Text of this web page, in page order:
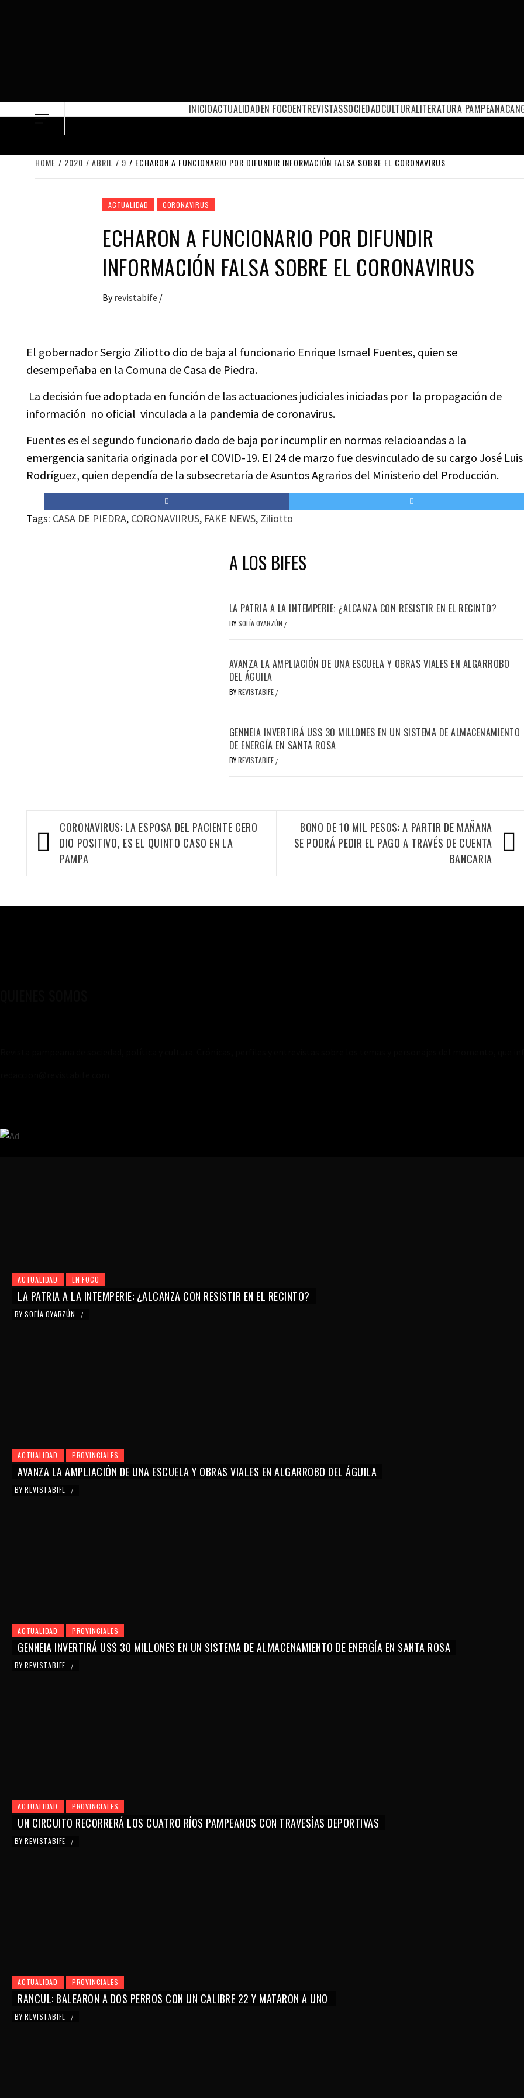
INICIOACTUALIDADEN FOCOENTREVISTASSOCIEDADCULTURALITERATURA PAMPEANA
HOME 2020 ABRIL 9 ECHARON A FUNCIONARIO POR DIFUNDIR INFORMACIÓN FALSA SOBRE EL CORONAVIRUS
ACTUALIDAD CORONAVIRUS
ECHARON A FUNCIONARIO POR DIFUNDIR
INFORMACIÓN FALSA SOBRE EL CORONAVIRUS
By revistabife /
El gobernador Sergio Ziliotto dio de baja al funcionario Enrique Ismael Fuentes, quien se
desempeñaba en la Comuna de Casa de Piedra.
La decisión fue adoptada en función de las actuaciones judiciales iniciadas por la propagación de
información no oficial vinculada a la pandemia de coronavirus.
Fuentes es el segundo funcionario dado de baja por incumplir en normas relacioandas a la
emergencia sanitaria originada por el COVID-19. El 24 de marzo fue desvinculado de su cargo José Luis
Rodríguez, quien dependía de la subsecretaría de Asuntos Agrarios del Ministerio del Producción.
Tags: CASA DE PIEDRA, CORONAVIIRUS, FAKE NEWS, Ziliotto
A LOS BIFES
LA PATRIA A LA INTEMPERIE: ¿ALCANZA CON RESISTIR EN EL RECINTO?
BY SOFÍA OYARZÚN /
AVANZA LA AMPLIACIÓN DE UNA ESCUELA Y OBRAS VIALES EN ALGARROBO
DEL ÁGUILA
BY REVISTABIFE /
GENNEIA INVERTIRÁ US$ 30 MILLONES EN UN SISTEMA DE ALMACENAMIENTO
DE ENERGÍA EN SANTA ROSA
BY REVISTABIFE /
Navegación
de
entradas
CORONAVIRUS: LA ESPOSA DEL PACIENTE CERO
DIO POSITIVO, ES EL QUINTO CASO EN LA
PAMPA
BONO DE 10 MIL PESOS: A PARTIR DE MAÑANA
SE PODRÁ PEDIR EL PAGO A TRAVÉS DE CUENTA
BANCARIA
ACTUALIDAD EN FOCO
LA PATRIA A LA INTEMPERIE: ¿ALCANZA CON RESISTIR EN EL RECINTO?
BY SOFÍA OYARZÚN /
ACTUALIDAD PROVINCIALES
AVANZA LA AMPLIACIÓN DE UNA ESCUELA Y OBRAS VIALES EN ALGARROBO DEL ÁGUILA
BY REVISTABIFE /
ACTUALIDAD PROVINCIALES
GENNEIA INVERTIRÁ US$ 30 MILLONES EN UN SISTEMA DE ALMACENAMIENTO DE ENERGÍA EN SANTA ROSA
BY REVISTABIFE /
ACTUALIDAD PROVINCIALES
UN CIRCUITO RECORRERÁ LOS CUATRO RÍOS PAMPEANOS CON TRAVESÍAS DEPORTIVAS
BY REVISTABIFE /
ACTUALIDAD PROVINCIALES
RANCUL: BALEARON A DOS PERROS CON UN CALIBRE 22 Y MATARON A UNO
BY REVISTABIFE /